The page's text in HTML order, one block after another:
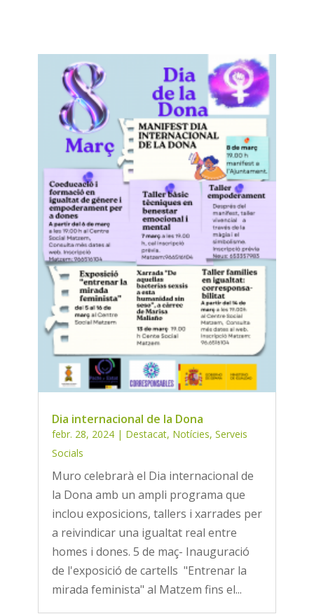
Dia internacional de la Dona
febr. 28, 2024| Destacat, Notícies, Serveis
Socials
Muro celebrarà el Dia internacional de
la Dona amb un ampli programa que
inclou exposicions, tallers i xarrades per
a reivindicar una igualtat real entre
homes i dones. 5 de maç- Inauguració
de l'exposició de cartells "Entrenar la
mirada feminista" al Matzem fins el...